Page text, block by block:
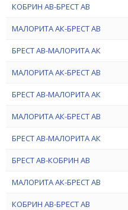
КОБРИН АВ-БРЕСТ АВ
МАЛОРИТА АК-БРЕСТ АВ
БРЕСТ АВ-МАЛОРИТА АК
МАЛОРИТА АК-БРЕСТ АВ
БРЕСТ АВ-МАЛОРИТА АК
МАЛОРИТА АК-БРЕСТ АВ
БРЕСТ АВ-МАЛОРИТА АК
БРЕСТ АВ-КОБРИН АВ
МАЛОРИТА АК-БРЕСТ АВ
КОБРИН АВ-БРЕСТ АВ